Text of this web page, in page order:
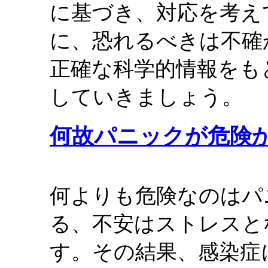
に基づき、対応を考
に、恐れるべきは不
正確な科学的情報を
していきましょう。
何故パニックが危険
何よりも危険なのは
る、不安はストレス
す。その結果、感染